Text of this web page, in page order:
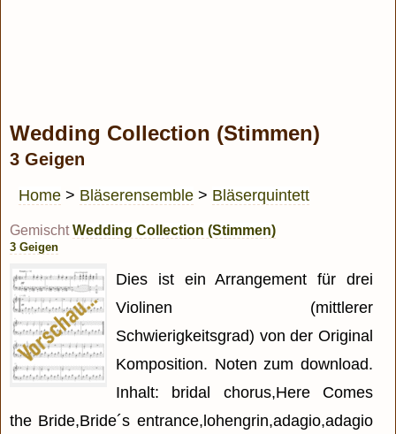
Wedding Collection (Stimmen)
3 Geigen
Home > Bläserensemble > Bläserquintett
Gemischt Wedding Collection (Stimmen)
3 Geigen
Dies ist ein Arrangement für drei
Violinen (mittlerer
Schwierigkeitsgrad) von der Original
Komposition. Noten zum download.
Inhalt: bridal chorus,Here Comes
the Bride,Bride´s entrance,lohengrin,adagio,adagio